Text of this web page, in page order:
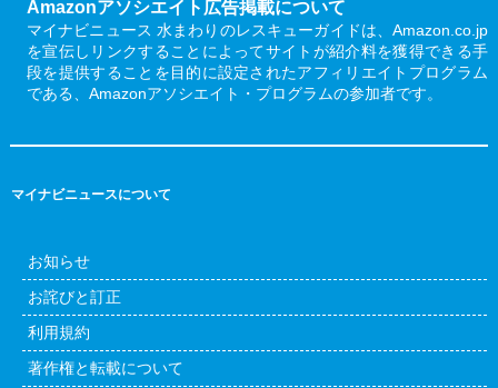
Amazonアソシエイト広告掲載について
マイナビニュース 水まわりのレスキューガイドは、Amazon.co.jp
を宣伝しリンクすることによってサイトが紹介料を獲得できる手
段を提供することを目的に設定されたアフィリエイトプログラム
である、Amazonアソシエイト・プログラムの参加者です。
マイナビニュースについて
お知らせ
お詫びと訂正
利用規約
著作権と転載について